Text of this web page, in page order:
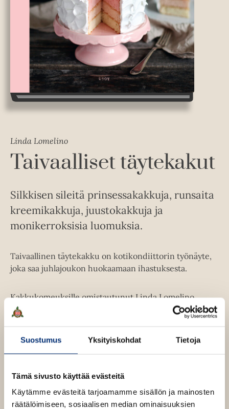
Suostumus Yksityiskohdat Tietoja
Tämä sivusto käyttää evästeitä
Käytämme evästeitä tarjoamamme sisällön ja mainosten
räätälöimiseen, sosiaalisen median ominaisuuksien
Linda Lomelino
Taivaalliset täytekakut
Silkkisen sileitä prinsessakakkuja, runsaita
kreemikakkuja, juustokakkuja ja
monikerroksisia luomuksia.
Taivaallinen täytekakku on kotikondiittorin työnäyte,
joka saa juhlajoukon huokaamaan ihastuksesta.
Kakkukomeuksille omistautunut Linda Lomelino
näyttää niksit, joilla täytekakku kohotetaan
ammattimaisiin korkeuksiin, maustetaan ylellisin
Salojen avautuessa paljastuu, että vaikutuksen voi
Kirjan tiedot